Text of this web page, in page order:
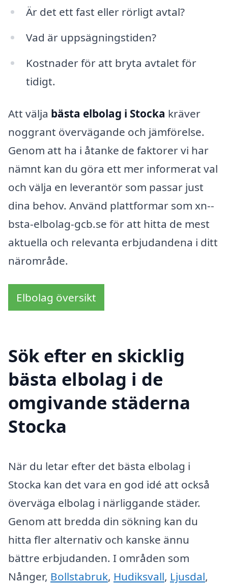
Är det ett fast eller rörligt avtal?
Vad är uppsägningstiden?
Kostnader för att bryta avtalet för
tidigt.
Att välja bästa elbolag i Stocka kräver
noggrant övervägande och jämförelse.
Genom att ha i åtanke de faktorer vi har
nämnt kan du göra ett mer informerat val
och välja en leverantör som passar just
dina behov. Använd plattformar som xn--
bsta-elbolag-gcb.se för att hitta de mest
aktuella och relevanta erbjudandena i ditt
närområde.
Elbolag översikt
Sök efter en skicklig
bästa elbolag i de
omgivande städerna
Stocka
När du letar efter det bästa elbolag i
Stocka kan det vara en god idé att också
överväga elbolag i närliggande städer.
Genom att bredda din sökning kan du
hitta fler alternativ och kanske ännu
bättre erbjudanden. I områden som
Nånger, Bollstabruk, Hudiksvall, Ljusdal,